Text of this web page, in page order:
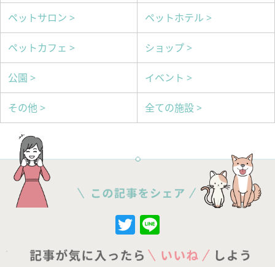
ペットサロン > ペットホテル >
ペットカフェ > ショップ >
公園 > イベント >
その他 > 全ての施設 >
Twitter